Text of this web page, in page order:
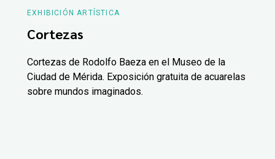
EXHIBICIÓN ARTÍSTICA
Cortezas
Cortezas de Rodolfo Baeza en el Museo de la
Ciudad de Mérida. Exposición gratuita de acuarelas
sobre mundos imaginados.